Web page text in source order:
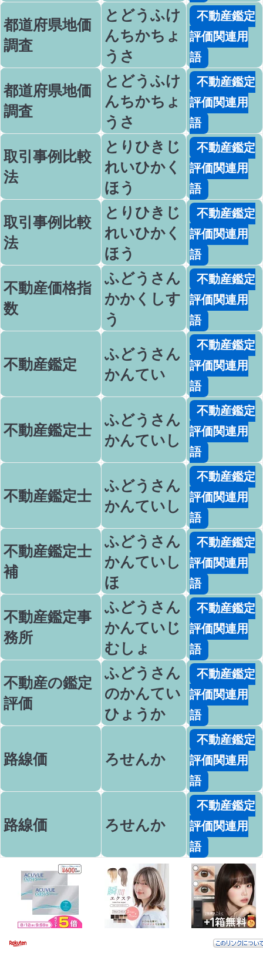
都道府県地価
調査
とどうふけ
んちかちょ
うさ
不動産鑑定
評価関連用
語
都道府県地価
調査
とどうふけ
んちかちょ
うさ
不動産鑑定
評価関連用
語
取引事例比較
法
とりひきじ
れいひかく
ほう
不動産鑑定
評価関連用
語
取引事例比較
法
とりひきじ
れいひかく
ほう
不動産鑑定
評価関連用
語
不動産価格指
数
ふどうさん
かかくしす
う
不動産鑑定
評価関連用
語
不動産鑑定
ふどうさん
かんてい
不動産鑑定
評価関連用
語
不動産鑑定士
ふどうさん
かんていし
不動産鑑定
評価関連用
語
不動産鑑定士
ふどうさん
かんていし
不動産鑑定
評価関連用
語
不動産鑑定士
補
ふどうさん
かんていし
ほ
不動産鑑定
評価関連用
語
不動産鑑定事
務所
ふどうさん
かんていじ
むしょ
不動産鑑定
評価関連用
語
不動産の鑑定
評価
ふどうさん
のかんてい
ひょうか
不動産鑑定
評価関連用
語
路線価 ろせんか
不動産鑑定
評価関連用
語
路線価 ろせんか
不動産鑑定
評価関連用
語